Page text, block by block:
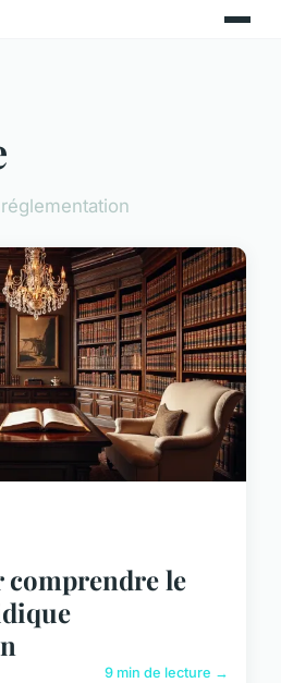
comprendre le
9 min de lecture →